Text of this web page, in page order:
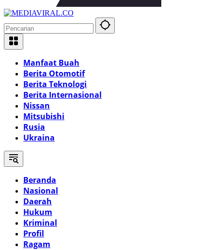
Manfaat Buah
Berita Otomotif
Berita Teknologi
Berita Internasional
Nissan
Mitsubishi
Rusia
Ukraina
Beranda
Nasional
Daerah
Hukum
Kriminal
Profil
Ragam